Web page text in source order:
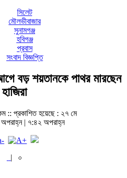
সিলেট
মৌলভীবাজার
সুনামগঞ্জ
হবিগঞ্জ
প্রবাস
সংবাদ বিজ্ঞপ্তি
বড় শয়তানকে পাথর মারছেন
হাজিরা
:: প্রকাশিত হয়েছে : ২৭ মে
| ৭:৪২ অপরাহ্ন
| ০